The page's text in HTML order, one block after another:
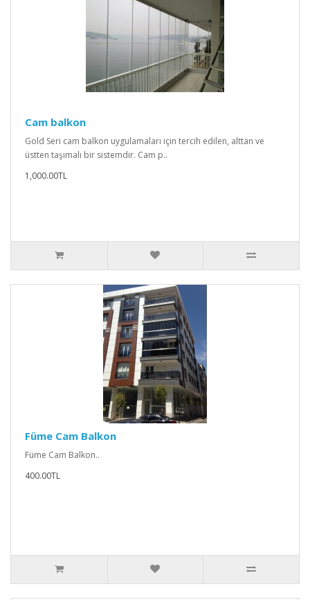
Cam balkon
Gold Seri cam balkon uygulamaları için tercih edilen, alttan ve
üstten taşımalı bir sistemdir. Cam p..
1,000.00TL
Füme Cam Balkon
Füme Cam Balkon..
400.00TL